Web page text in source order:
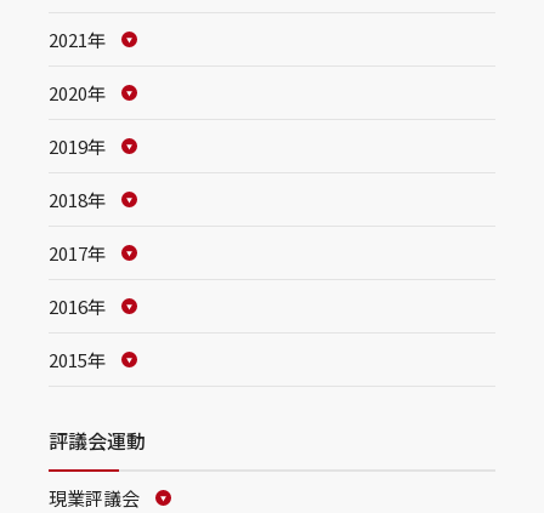
2021年
2020年
2019年
2018年
2017年
2016年
2015年
評議会運動
現業評議会